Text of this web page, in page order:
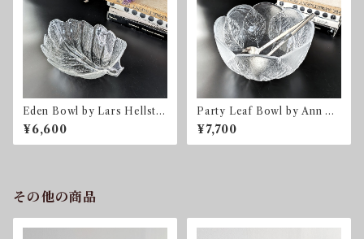
Eden Bowl by Lars Hellste
n for Orrefors オレフォ
ス スウェーデン
¥6,600
Party Leaf Bowl by Ann &
Göran Wärff for Kosta Bo
da コスタ・ボダ スウェー
デン
¥7,700
その他の商品